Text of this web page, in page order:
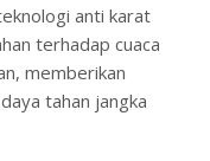
anti karat
terhadap cuaca
memberikan
tahan jangka